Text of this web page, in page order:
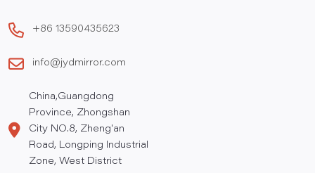
+86 13590435623
info@jydmirror.com
China,Guangdong
Province, Zhongshan
City NO.8, Zheng'an
Road, Longping Industrial
Zone, West District